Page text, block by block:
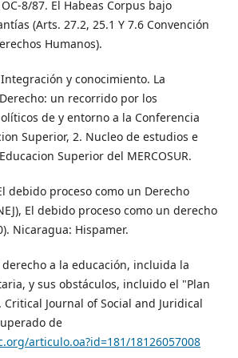
8/87. El Habeas Corpus bajo
(Arts. 27.2, 25.1 Y 7.6 Convención
Humanos).
Integración y conocimiento. La
un recorrido por los
de y entorno a la Conferencia
Superior, 2. Nucleo de estudios e
Superior del MERCOSUR.
debido proceso como un Derecho
El debido proceso como un derecho
Nicaragua: Hispamer.
derecho a la educación, incluida la
y sus obstáculos, incluido el "Plan
Journal of Social and Juridical
de
articulo.oa?id=181/18126057008